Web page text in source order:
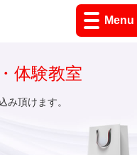
Menu
体験教室
み頂けます。